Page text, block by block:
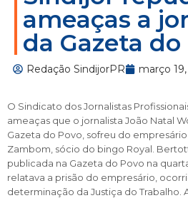
ameaças a
da Gazeta do
Redação SindijorPR março
O Sindicato dos Jornalistas
ameaças que o jornalista João Natal
Gazeta do Povo, sofreu do
Zambom, sócio do bingo Royal.
publicada na Gazeta do Povo na
relatava a prisão do empresário,
determinação da Justiça do Trabalho.